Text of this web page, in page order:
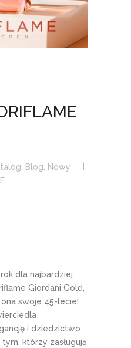
, Blog, Nowy
dla najbardziej
Giordani Gold,
swoje 45-lecie!
i dziedzictwo
którzy zasługują